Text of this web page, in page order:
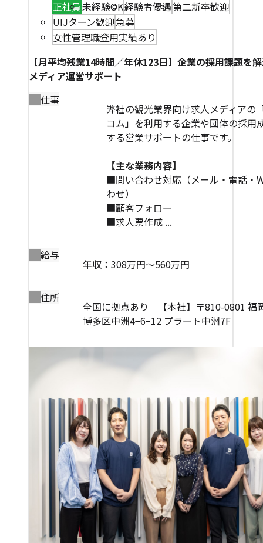
正社員未経験OK経験者優遇第二新卒歓迎
UIJターン歓迎急募
女性管理職登用実績あり
【月平均残業14時間／年休123日】企業の採用課題を
メディア運営サポート
仕事
弊社の観光業界向け求人メディアの
コム」を利用する企業や団体の採用
する営業サポートの仕事です。
【主な業務内容】
■問い合わせ対応（メール・電話・
わせ）
■顧客フォロー
■求人票作成 ...
給与
年収：308万円～560万円
住所
全国に拠点あり 【本社】〒810-0801 福
博多区中洲4−6−12 プラート中洲7F